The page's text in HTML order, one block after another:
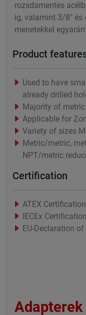
rozsdamentes
ig, valamint 3/8" és
menetekkel
Product
Used to have
already drilled
Majority of
Applicable for
Variety of sizes
Metric/metric,
NPT/metric
Certification
ATEX
IECEx
EU-Declaration
Adapterek